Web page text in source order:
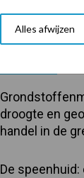
Alles afwijzen
droogte en
handel in de
De speenhuid: